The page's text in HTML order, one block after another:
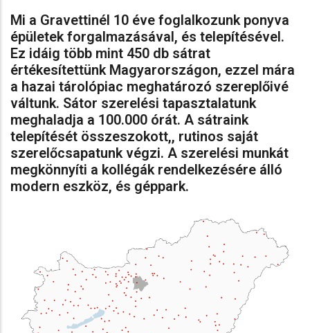
Mi a Gravettinél 10 éve foglalkozunk ponyva
épületek forgalmazásával, és telepítésével.
Ez idáig több mint 450 db sátrat
értékesítettünk Magyarországon, ezzel mára
a hazai tárolópiac meghatározó szereplőivé
váltunk. Sátor szerelési tapasztalatunk
meghaladja a 100.000 órát. A sátraink
telepítését összeszokott,, rutinos saját
szerelőcsapatunk végzi. A szerelési munkát
megkönnyíti a kollégák rendelkezésére álló
modern eszköz, és géppark.